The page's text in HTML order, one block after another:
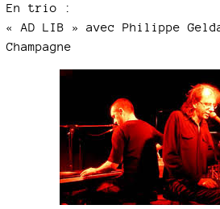
En trio :
« AD LIB » avec Philippe
Champagne